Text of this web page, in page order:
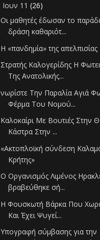
Ιουν 11(26)
Οι μαθητές έδωσαν το
δράση καθαριότ...
Η «πανδημία» της απελπισίας
Στρατής Καλογερίδης Η
Της Ανατολικής...
νωρίστε Την Παραλία Αγιά
Φέρμα Του Νομού...
Καλοκαίρι Με Βουτιές Στην
Κάστρα Στην ...
«Aκτοπλοϊκή σύνδεση
Κρήτης»
Ο Oργανισμός Λιμένος
βραβεύθηκε σή...
Η Φουσκωτή Βάρκα Που
Και Έχει Ψυγεί...
Υπογραφή σύμβασης για την